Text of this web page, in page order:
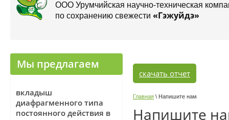
ООО Урумчийская научно-техническая
по сохранению свежести «Гэжуйдэ»
Мы предлагаем
вкладыш
диафрагменного типа
постоянного действия в
скачать отчет
Главная \ Напишите нам
Напишите